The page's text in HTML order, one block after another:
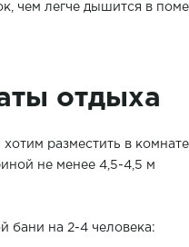
чем легче дышится в
отдыха
разместить в
не менее 4,5-4,5 м
бани на 2-4 человека: